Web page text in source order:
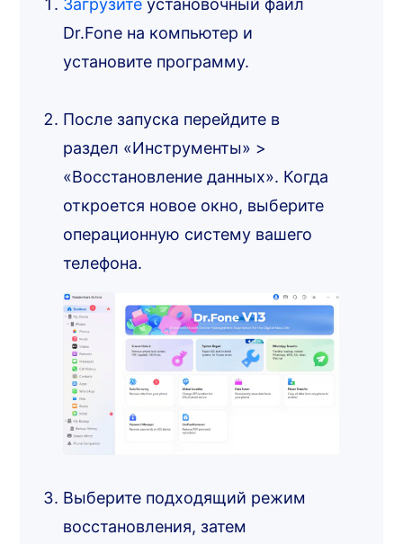
Загрузите установочный файл
Dr.Fone на компьютер и
установите программу.
После запуска перейдите в
раздел «Инструменты» >
«Восстановление данных». Когда
откроется новое окно, выберите
операционную систему вашего
телефона.
Выберите подходящий режим
восстановления, затем